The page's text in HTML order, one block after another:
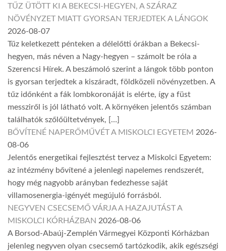
TŰZ ÜTÖTT KI A BEKECSI-HEGYEN, A SZÁRAZ
NÖVÉNYZET MIATT GYORSAN TERJEDTEK A LÁNGOK
2026-08-07
Tűz keletkezett pénteken a délelőtti órákban a Bekecsi-
hegyen, más néven a Nagy-hegyen – számolt be róla a
Szerencsi Hírek. A beszámoló szerint a lángok több ponton
is gyorsan terjedtek a kiszáradt, földközeli növényzetben. A
tűz időnként a fák lombkoronáját is elérte, így a füst
messziről is jól látható volt. A környéken jelentős számban
találhatók szőlőültetvények, […]
BŐVÍTENÉ NAPERŐMŰVÉT A MISKOLCI EGYETEM 2026-
08-06
Jelentős energetikai fejlesztést tervez a Miskolci Egyetem:
az intézmény bővítené a jelenlegi napelemes rendszerét,
hogy még nagyobb arányban fedezhesse saját
villamosenergia-igényét megújuló forrásból.
NEGYVEN CSECSEMŐ VÁRJA A HAZAJUTÁST A
MISKOLCI KÓRHÁZBAN 2026-08-06
A Borsod-Abaúj-Zemplén Vármegyei Központi Kórházban
jelenleg negyven olyan csecsemő tartózkodik, akik egészségi